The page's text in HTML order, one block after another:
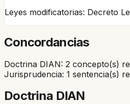
Leyes modificatorias: Decreto
Concordancias
Doctrina DIAN: 2 concepto(s)
Jurisprudencia: 1 sentencia(s)
Doctrina DIAN